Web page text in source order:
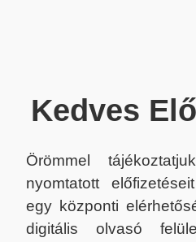
Kedves
Örömmel
nyomtatott
egy központi
digitális olvasó